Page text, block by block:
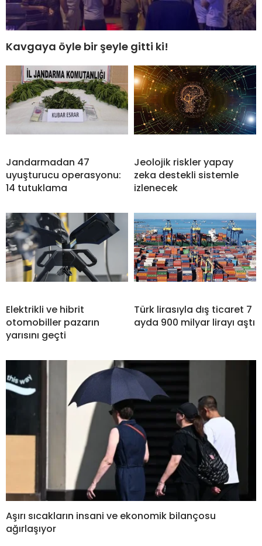
Kavgaya öyle bir şeyle gitti ki!
Jandarmadan 47
uyuşturucu operasyonu:
14 tutuklama
Jeolojik riskler yapay
zeka destekli sistemle
izlenecek
Elektrikli ve hibrit
otomobiller pazarın
yarısını geçti
Türk lirasıyla dış ticaret 7
ayda 900 milyar lirayı aştı
Aşırı sıcakların insani ve ekonomik bilançosu
ağırlaşıyor